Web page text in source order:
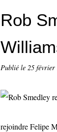
Rob
Publié le 25 février
rejoindre Felipe